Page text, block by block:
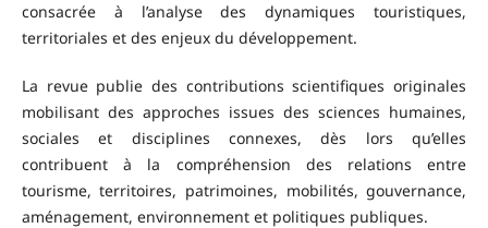
consacrée à l’analyse des dynamiques touristiques,
territoriales et des enjeux du développement.
La revue publie des contributions scientifiques originales
mobilisant des approches issues des sciences humaines,
sociales et disciplines connexes, dès lors qu’elles
contribuent à la compréhension des relations entre
tourisme, territoires, patrimoines, mobilités, gouvernance,
aménagement, environnement et politiques publiques.